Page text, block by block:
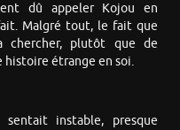
dû appeler Kojou en
Malgré tout, le fait que
chercher, plutôt que de
histoire étrange en soi.
instable, presque